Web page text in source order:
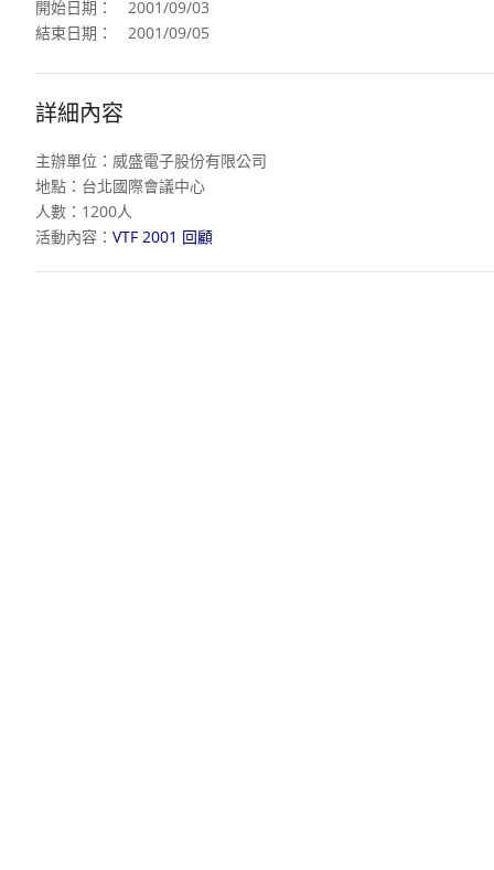
開始日期：
2001/09/03
結束日期：
2001/09/05
詳細內容
主辦單位：威盛電子股份有限公司
地點：台北國際會議中心
人數：1200人
活動內容： VTF 2001 回顧